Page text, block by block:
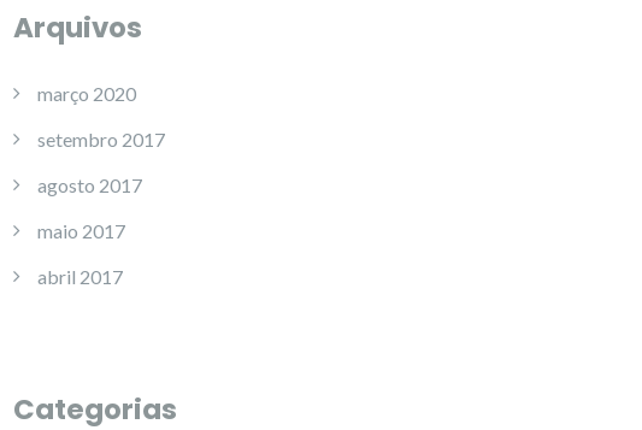
Arquivos
março 2020
setembro 2017
agosto 2017
maio 2017
abril 2017
Categorias